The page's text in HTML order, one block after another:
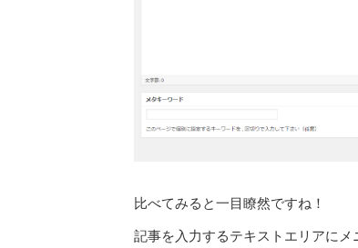
比べてみると一目瞭然ですね！
記事を入力するテキストエリアにメ